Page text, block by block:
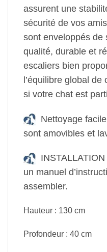
assurent une
sécurité de vos
sont enveloppés de
qualité, durable et
escaliers bien
l’équilibre global
si votre chat est
Nettoyage
sont amovibles et
un manuel
assembler.
Hauteur : 130 cm
Profondeur : 40 cm